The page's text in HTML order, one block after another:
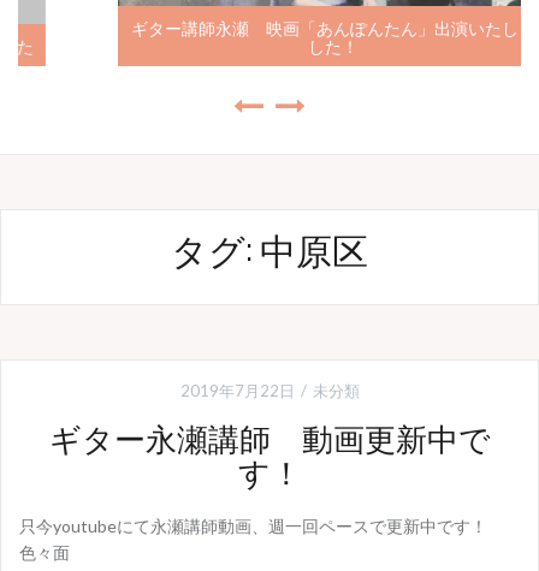
ギター講師永瀬 映画「あんぽんたん」出演いたしま
した！
タグ: 中原区
2019年7月22日 未分類
ギター永瀬講師 動画更新中で
す！
只今youtubeにて永瀬講師動画、週一回ペースで更新中です！
色々面